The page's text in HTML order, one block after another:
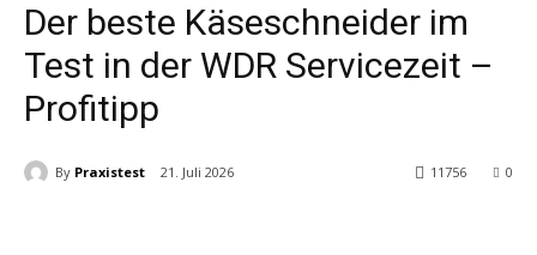
Der beste Käseschneider im
Test in der WDR Servicezeit –
Profitipp
By Praxistest 21. Juli 2026 0
11756